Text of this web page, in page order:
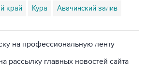
край Кура Авачинский залив
на профессиональную ленту
рассылку главных новостей сайта